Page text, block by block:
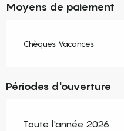
Moyens de paiement
Chèques Vacances
Périodes d'ouverture
Toute l'année 2026